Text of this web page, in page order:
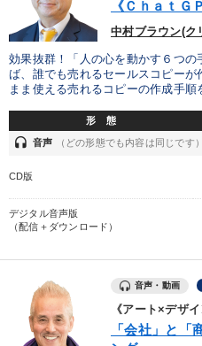
《ＣｈａｔＧ
中村ブラウン(ク
効果抜群！「人の心を動かす６つの
ば、誰でも売れるセールスコピー
まま使える売れるコピーの作成手順
形 態
headset 音声 （どの形態でも内容は同じです）
CD版
デジタル音声版
（配信＋ダウンロード）
音声・動画
《アート×デザ
「会社」と「